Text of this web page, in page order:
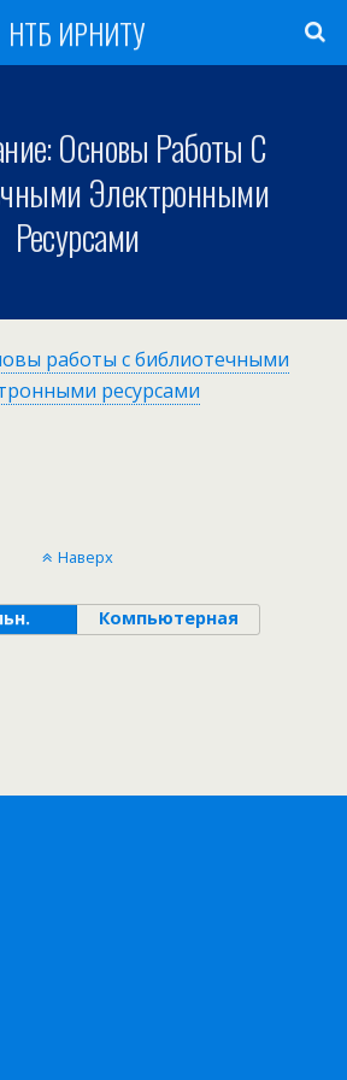
НТБ ИРНИТУ
Основы Работы С
Электронными
Ресурсами
работы с библиотечными
ресурсами
Наверх
Компьютерная